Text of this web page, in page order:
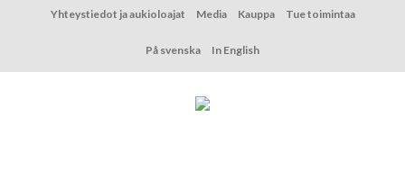
Yhteystiedot ja aukioloajat Media Kauppa Tue toimintaa
På svenska In English